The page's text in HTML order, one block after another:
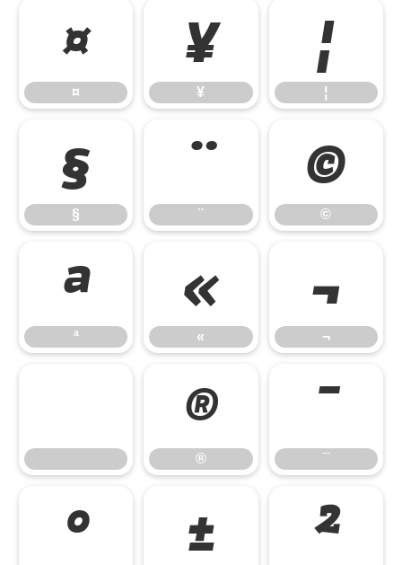
¤
¤
¥
¥
¦
¦
§
§
¨
¨
©
©
ª
ª
«
«
¬
¬
®
®
¯
¯
° ± ²